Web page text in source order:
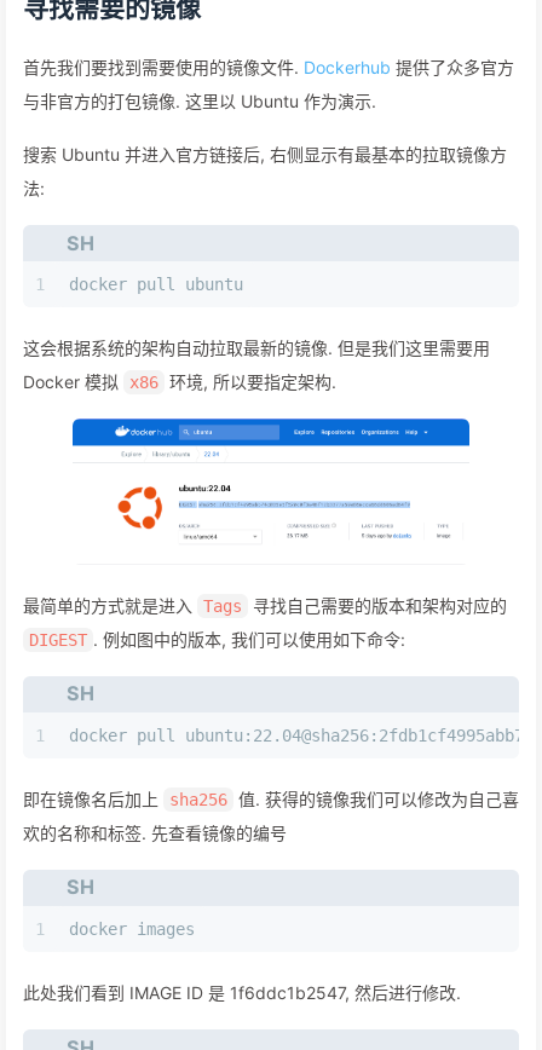
寻找需要的镜像
首先我们要找到需要使用的镜像文件. Dockerhub 提供了众多官方
与非官方的打包镜像. 这里以 Ubuntu 作为演示.
搜索 Ubuntu 并进入官方链接后, 右侧显示有最基本的拉取镜像方
法:
SH
1 docker pull ubuntu
这会根据系统的架构自动拉取最新的镜像. 但是我们这里需要用
Docker 模拟
x86 环境, 所以要指定架构.
最简单的方式就是进入 Tags 寻找自己需要的版本和架构对应的
DIGEST . 例如图中的版本, 我们可以使用如下命令:
SH
1 docker pull
即在镜像名后加上 sha256 值. 获得的镜像我们可以修改为自己喜
欢的名称和标签. 先查看镜像的编号
SH
1 docker images
此处我们看到 IMAGE ID 是 1f6ddc1b2547, 然后进行修改.